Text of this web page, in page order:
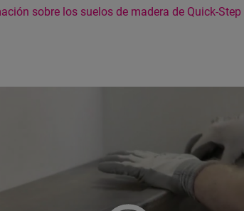
sobre los suelos de madera de Quick-Step